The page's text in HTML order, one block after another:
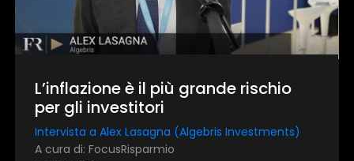
L’inflazione è il più grande rischio
per gli investitori
Intervista a Alex Lasagna (Algebris Investments)
A cura di: FocusRisparmio